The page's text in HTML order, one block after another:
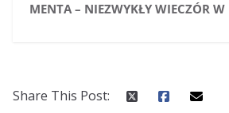
MENTA – NIEZWYKŁY WIECZÓR W
Share This Post: